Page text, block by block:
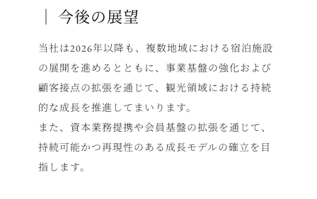
｜ 今後の展望
当社は2026年以降も、複数地域における宿泊施設
の展開を進めるとともに、事業基盤の強化および
顧客接点の拡張を通じて、観光領域における持続
的な成長を推進してまいります。
また、資本業務提携や会員基盤の拡張を通じて、
持続可能かつ再現性のある成長モデルの確立を目
指します。